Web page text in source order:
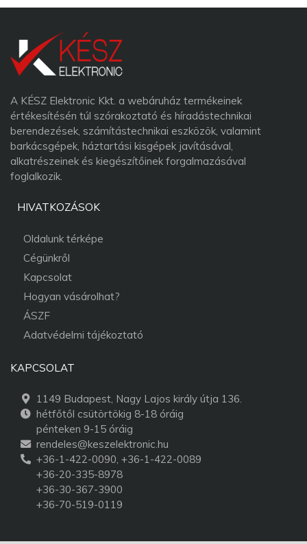
A KÉSZ Elektronic Kkt. a webáruház termékeinek
értékesítésén túl szórakoztató és híradástechnikai
berendezések, számítástechnikai eszközök, valamint
barkácsgépek, háztartási kisgépek javításával,
alkatrészeinek és kiegészítőinek forgalmazásával
foglalkozik.
HIVATKOZÁSOK
Oldalunk térképe
Cégünkről
Kapcsolat
Hogyan vásárolhat?
ÁSZF
Adatvédelmi tájékoztató
KAPCSOLAT
1149 Budapest, Nagy Lajos király útja 136.
hétfőtől csütörtökig 8-18 óráig
pénteken 9-15 óráig
rendeles@keszelektronic.hu
+36-1-422-0090, +36-1-422-0089
+36-20-335-8978
+36-30-367-3900
+36-70-519-0119